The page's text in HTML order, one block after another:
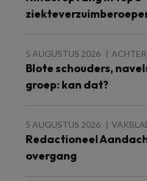
5 AUGUSTUS 2026
Blote schouders,
groep: kan dat?
5 AUGUSTUS 2026
Redactioneel
overgang